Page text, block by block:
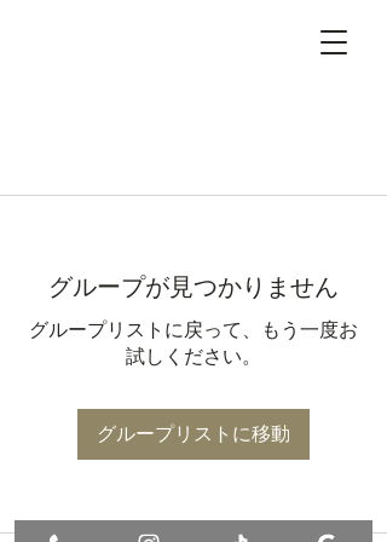
グループが見つかりません
グループリストに戻って、もう一度お
試しください。
グループリストに移動